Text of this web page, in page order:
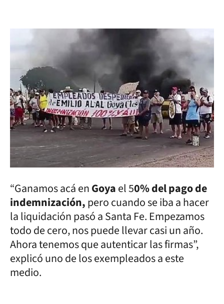
“Ganamos acá enGoyael 50% del pago de
indemnización,pero cuando se iba a hacer
la liquidación pasó a Santa Fe. Empezamos
todo de cero, nos puede llevar casi un año.
Ahora tenemos que autenticar las firmas”,
explicó uno de los exempleados a este
medio.